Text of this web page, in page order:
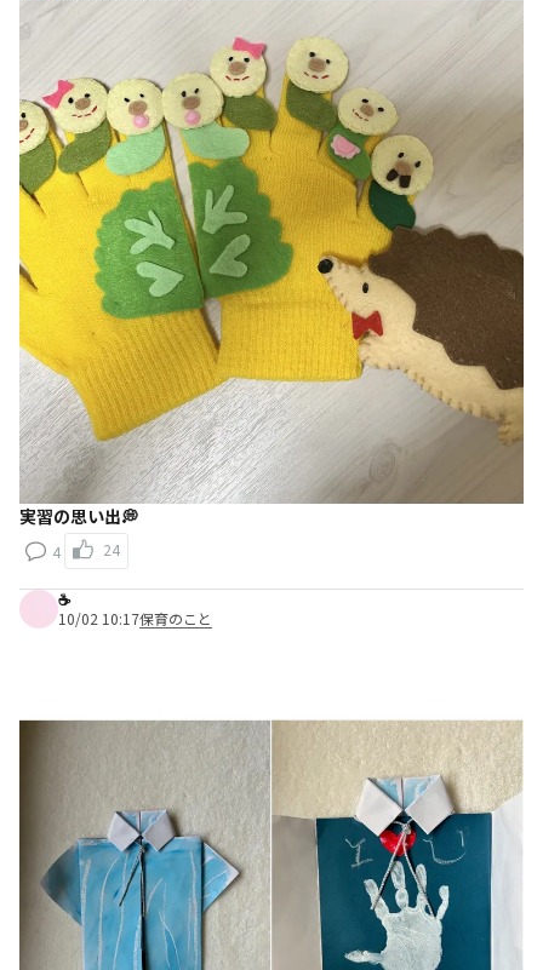
実習の思い出💭
4 24
☕️
10/02 10:17保育のこと